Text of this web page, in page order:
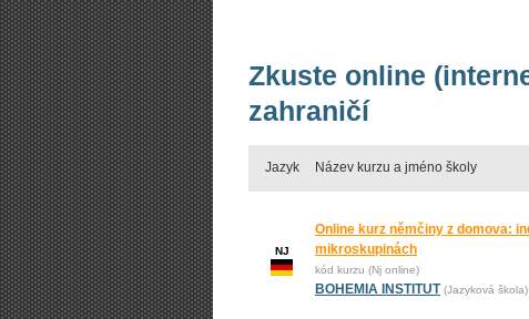
Zkuste online
zahraničí
Jazyk Název kurzu a jméno školy
NJ
Online kurz němčiny z domova:
mikroskupinách
kód kurzu (Nj online)
BOHEMIA INSTITUT (Jazyková škola)